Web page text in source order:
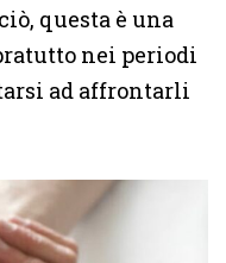
questa è una
nei periodi
ad affrontarli